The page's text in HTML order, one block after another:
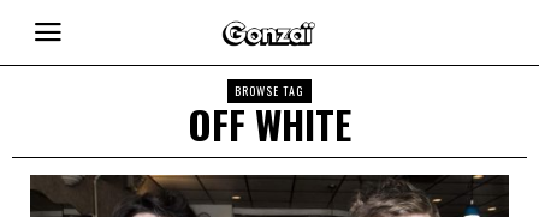
BROWSE TAG
OFF WHITE